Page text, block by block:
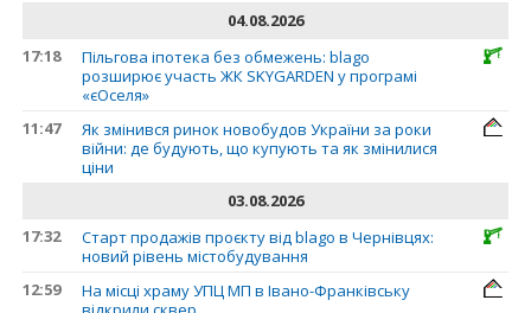
04.08.2026
17:18
Пільгова іпотека без обмежень: blago
розширює участь ЖК SKYGARDEN у програмі
«єОселя»
11:47
Як змінився ринок новобудов України за роки
війни: де будують, що купують та як змінилися
ціни
03.08.2026
17:32
Старт продажів проєкту від blago в Чернівцях:
новий рівень містобудування
12:59
На місці храму УПЦ МП в Івано-Франківську